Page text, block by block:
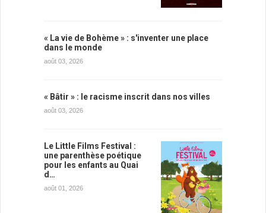
« La vie de Bohème » : s'inventer une place
dans le monde
août 03, 2026
« Bâtir » : le racisme inscrit dans nos villes
août 03, 2026
Le Little Films Festival :
une parenthèse poétique
pour les enfants au Quai
d…
août 01, 2026